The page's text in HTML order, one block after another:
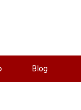
Blog